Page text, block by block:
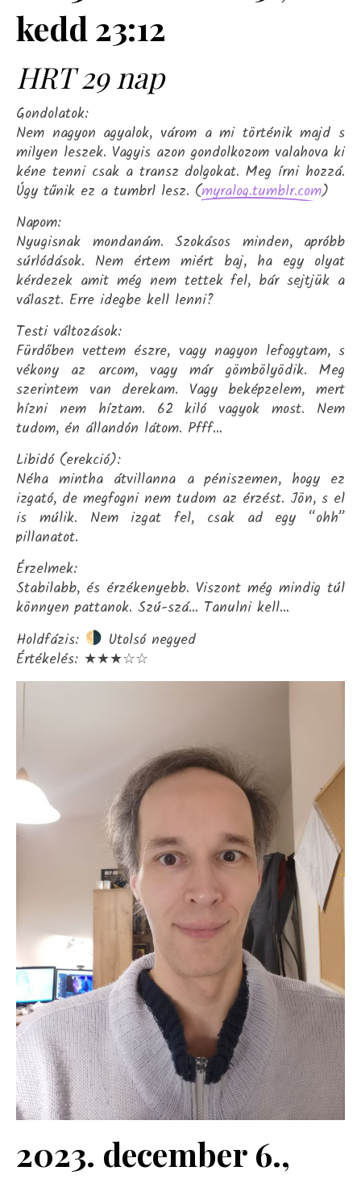
kedd 23:12
HRT 29 nap
Gondolatok:
Nem nagyon agyalok, várom a mi történik majd s
milyen leszek. Vagyis azon gondolkozom valahova ki
kéne tenni csak a transz dolgokat. Meg írni hozzá.
Úgy tűnik ez a tumbrl lesz. (myralog.tumblr.com)
Napom:
Nyugisnak mondanám. Szokásos minden, apróbb
súrlódások. Nem értem miért baj, ha egy olyat
kérdezek amit még nem tettek fel, bár sejtjük a
választ. Erre idegbe kell lenni?
Testi változások:
Fürdőben vettem észre, vagy nagyon lefogytam, s
vékony az arcom, vagy már gömbölyödik. Meg
szerintem van derekam. Vagy beképzelem, mert
hízni nem híztam. 62 kiló vagyok most. Nem
tudom, én állandón látom. Pfff…
Libidó (erekció):
Néha mintha átvillanna a péniszemen, hogy ez
izgató, de megfogni nem tudom az érzést. Jön, s el
is múlik. Nem izgat fel, csak ad egy “ohh”
pillanatot.
Érzelmek:
Stabilabb, és érzékenyebb. Viszont még mindig túl
könnyen pattanok. Szú-szá… Tanulni kell…
Holdfázis:
Utolsó negyed
Értékelés: ★★★☆☆
2023. december 6.,